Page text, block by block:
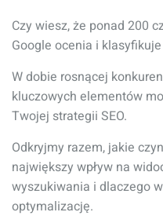
Czy wiesz, że ponad 200
Google ocenia i
W dobie rosnącej
kluczowych elementów
Twojej strategii SEO.
Odkryjmy razem, jakie
największy wpływ na
wyszukiwania i dlaczego
optymalizację.